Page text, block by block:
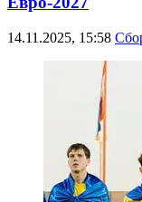
14.11.2025, 15:58